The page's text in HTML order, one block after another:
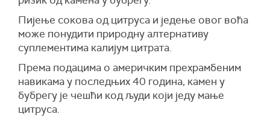
Пијење сокова од цитруса и једење овог воћа
може понудити природну алтернативу
суплементима калијум цитрата.
Према подацима о америчким прехрамбеним
навикама у последњих 40 година, камен у
бубрегу је чешћи код људи који једу мање
цитруса.